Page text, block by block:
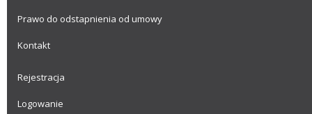
Prawo do odstapnienia od umowy
Kontakt
Rejestracja
Logowanie